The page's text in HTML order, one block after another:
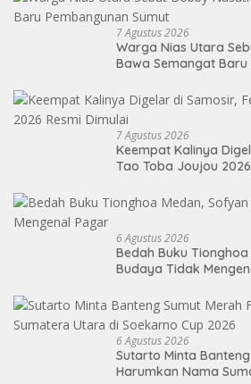
7 Agustus 2026
Warga Nias Utara
Bawa Semangat
7 Agustus 2026
Keempat Kalinya
Tao Toba Joujou
6 Agustus 2026
Bedah Buku
Budaya Tidak
6 Agustus 2026
Sutarto Minta
Harumkan Nama